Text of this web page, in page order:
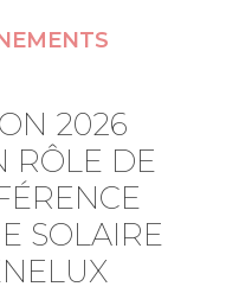
2026
RÔLE DE
SOLAIRE